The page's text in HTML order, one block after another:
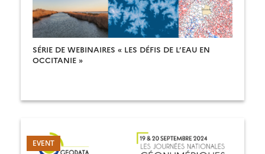
SÉRIE DE WEBINAIRES « LES DÉFIS DE L’EAU EN
OCCITANIE »